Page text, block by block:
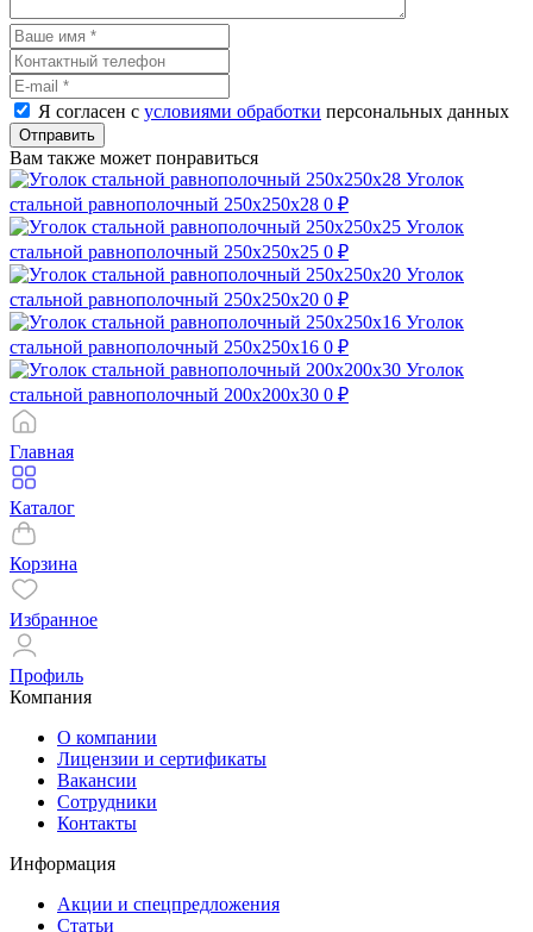
Я согласен с условиями обработки персональных данных
Отправить
Вам также может понравиться
Уголок
стальной равнополочный 250х250х28 0 ₽
Уголок
стальной равнополочный 250х250х25 0 ₽
Уголок
стальной равнополочный 250х250х20 0 ₽
Уголок
стальной равнополочный 250х250х16 0 ₽
Уголок
стальной равнополочный 200х200х30 0 ₽
Главная
Каталог
Корзина
Избранное
Профиль
Компания
О компании
Лицензии и сертификаты
Вакансии
Сотрудники
Контакты
Информация
Акции и спецпредложения
Статьи